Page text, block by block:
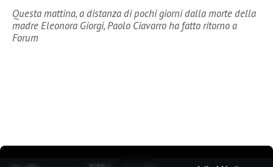
Questa mattina, a distanza di pochi giorni dalla morte della
madre Eleonora Giorgi, Paolo Ciavarro ha fatto ritorno a
Forum